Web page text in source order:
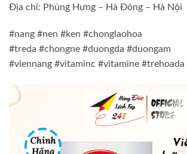
Địa chỉ: Phùng Hưng – Hà Đông – Hà Nội
#nang #nen #ken #chonglaohoa
#treda #chongne #duongda #duongam
#viennang #vitaminc #vitamine #trehoada